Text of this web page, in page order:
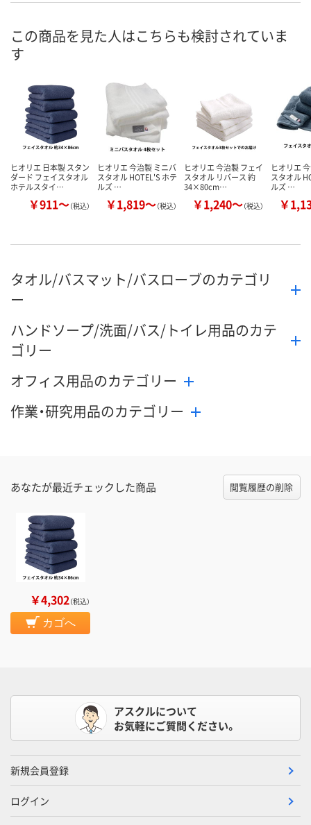
ません
カ
この商品を見た人はこちらも検討されていま
す
ヒオリエ 日本製 スタン
ダード フェイスタオル
ホテルスタイ…
￥911～（税込）
ヒオリエ 今治製 ミニバ
スタオル HOTEL'S ホテ
ルズ …
￥1,819～（税込）
ヒオリエ 今治製 フェイ
スタオル リバース 約
34×80cm…
￥1,240～（税込）
ヒオリエ
スタオル
ルズ …
￥
タオル/バスマット/バスローブのカテゴリ
ー
ハンドソープ/洗面/バス/トイレ用品のカテ
ゴリー
オフィス用品のカテゴリー
作業・研究用品のカテゴリー
あなたが最近チェックした商品 閲覧履歴の削除
￥4,302（税込）
カゴへ
アスクルについて
お気軽にご質問ください。
新規会員登録
ログイン